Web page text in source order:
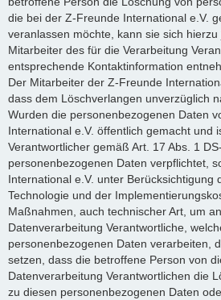
die bei der Z-Freunde International e.V.
veranlassen möchte, kann sie sich
Mitarbeiter des für die Verarbeitung
entsprechende Kontaktinformation
Der Mitarbeiter der Z-Freunde
dass dem Löschverlangen unverzüglich
Wurden die personenbezogenen Daten
International e.V. öffentlich gemacht und
Verantwortlicher gemäß Art. 17 Abs. 1
personenbezogenen Daten verpflichtet,
International e.V. unter Berücksichtigung
Technologie und der
Maßnahmen, auch technischer Art, um
Datenverarbeitung Verantwortliche,
personenbezogenen Daten verarbeiten,
setzen, dass die betroffene Person von
Datenverarbeitung Verantwortlichen die
zu diesen personenbezogenen Daten